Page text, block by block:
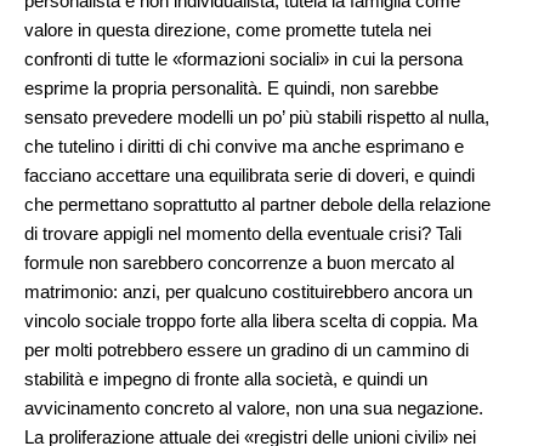
valore in questa direzione, come promette tutela nei
confronti di tutte le «formazioni sociali» in cui la persona
esprime la propria personalità. E quindi, non sarebbe
sensato prevedere modelli un po’ più stabili rispetto al nulla,
che tutelino i diritti di chi convive ma anche esprimano e
facciano accettare una equilibrata serie di doveri, e quindi
che permettano soprattutto al partner debole della relazione
di trovare appigli nel momento della eventuale crisi? Tali
formule non sarebbero concorrenze a buon mercato al
matrimonio: anzi, per qualcuno costituirebbero ancora un
vincolo sociale troppo forte alla libera scelta di coppia. Ma
per molti potrebbero essere un gradino di un cammino di
stabilità e impegno di fronte alla società, e quindi un
avvicinamento concreto al valore, non una sua negazione.
La proliferazione attuale dei «registri delle unioni civili» nei